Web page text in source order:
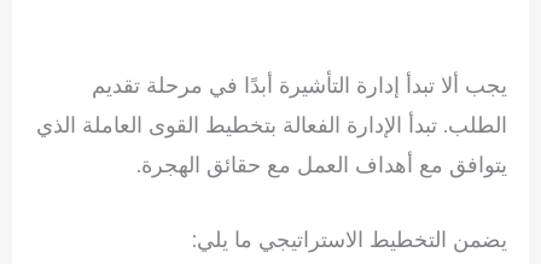
يجب ألا تبدأ إدارة التأشيرة أبدًا في مرحلة تقديم
الطلب. تبدأ الإدارة الفعالة بتخطيط القوى العاملة الذي
يتوافق مع أهداف العمل مع حقائق الهجرة.
يضمن التخطيط الاستراتيجي ما يلي: